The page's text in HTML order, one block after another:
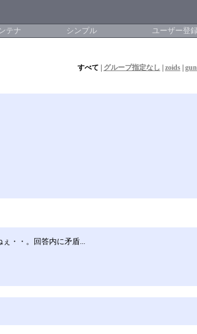
テナ シンプル ユーザー登
すべて グループ指定なし zoids|
・・。回答内に矛盾...